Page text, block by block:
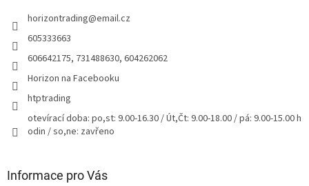
horizontrading@email.cz
605333663
606642175, 731488630, 604262062
Horizon na Facebooku
htptrading
otevírací doba: po,st: 9.00-16.30 / Út,Čt: 9.00-18.00 / pá: 9.00-15.00 h
odin / so,ne: zavřeno
Informace pro Vás